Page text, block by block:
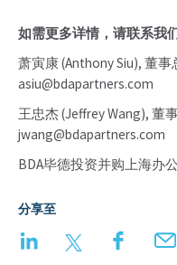
如需更多详情，请联系我
萧寅康 (Anthony Siu), 董
asiu@bdapartners.com
王忠杰 (Jeffrey Wang), 董
jwang@bdapartners.com
BDA毕德投资并购上海办
分享至
LinkedIn Twitter